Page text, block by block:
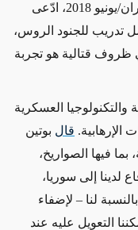
وخلال مقابلة تلفزيونية عُرضت في 7 حزيران/يونيو 2018، ادّعى
تدريب للجنود الروس،
ظروف قتالية هو تجربة
العسكرية
الإرهابية. قال بوتين
بما فيها الصواريخ،
إلى سوريا،
لنا – لإضفاء
التعويل عليه عند